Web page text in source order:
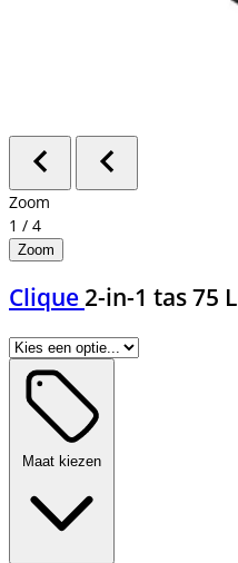
Zoom
1 / 4
Zoom
Clique 2-in-1 tas 75 L
Maat kiezen